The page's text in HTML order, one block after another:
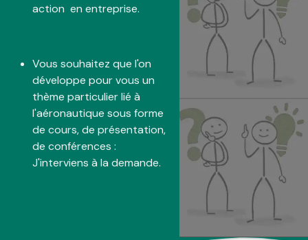
action en entreprise.
Vous souhaitez que l'on
développe pour vous un
thème particulier lié à
l'aéronautique sous forme
de cours, de présentation,
de conférences :
J'interviens à la demande.